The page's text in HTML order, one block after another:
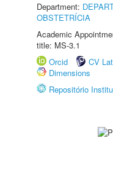
Department:
OBSTETRÍCIA
Academic
title: MS-3.1
Orcid
CV
Dimensions
Repositório